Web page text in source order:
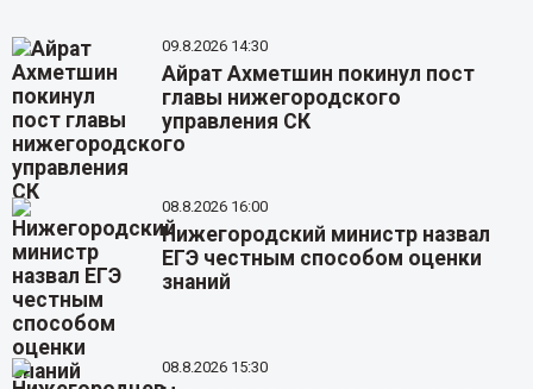
09.8.2026 14:30
Айрат Ахметшин покинул пост
главы нижегородского
управления СК
08.8.2026 16:00
Нижегородский министр назвал
ЕГЭ честным способом оценки
знаний
08.8.2026 15:30